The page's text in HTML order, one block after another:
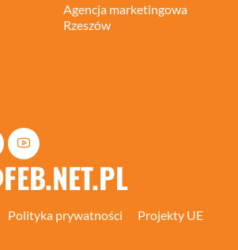
Agencja marketingowa
Rzeszów
Polityka prywatności Projekty UE